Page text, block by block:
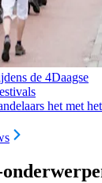
de 4Daagse
het met